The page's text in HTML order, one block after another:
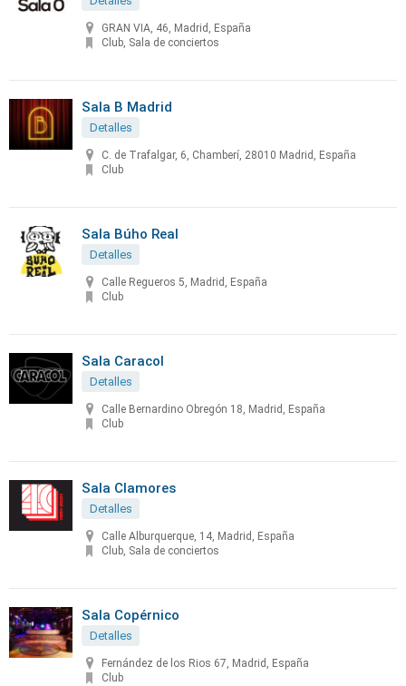
GRAN VIA, 46, Madrid, España
Club, Sala de conciertos
Sala B Madrid
Detalles
C. de Trafalgar, 6, Chamberí, 28010 Madrid, España
Club
Sala Búho Real
Detalles
Calle Regueros 5, Madrid, España
Club
Sala Caracol
Detalles
Calle Bernardino Obregón 18, Madrid, España
Club
Sala Clamores
Detalles
Calle Alburquerque, 14, Madrid, España
Club, Sala de conciertos
Sala Copérnico
Detalles
Fernández de los Rios 67, Madrid, España
Club